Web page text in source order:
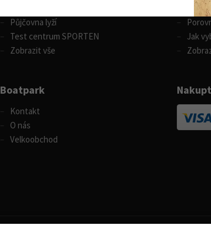
Půjčovna lyží
Test centrum SPORTEN
Zobrazit vše
Jak
Boatpark
Kontakt
O nás
Velkoobchod